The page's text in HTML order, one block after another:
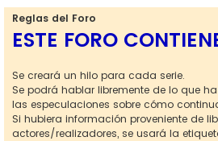
Reglas del Foro
ESTE FORO
Se creará un hilo para cada serie.
Se podrá hablar libremente de lo que
las especulaciones sobre cómo
Si hubiera información proveniente de
actores/realizadores, se usará la